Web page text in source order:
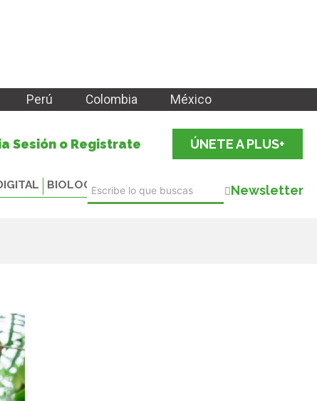
Perú Colombia México
Sesión o Registrate ÚNETE A PLUS+
BIOLOGICALS Newsletter